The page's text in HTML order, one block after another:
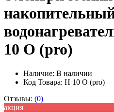
10 O (pro)
Наличие: В наличии
Код Товара: H 10 O (pro)
Отзывы: (0)
акция